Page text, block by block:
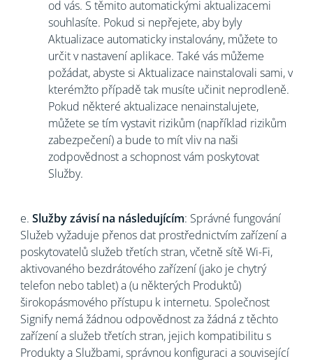
od vás. S těmito automatickými aktualizacemi
souhlasíte. Pokud si nepřejete, aby byly
Aktualizace automaticky instalovány, můžete to
určit v nastavení aplikace. Také vás můžeme
požádat, abyste si Aktualizace nainstalovali sami, v
kterémžto případě tak musíte učinit neprodleně.
Pokud některé aktualizace nenainstalujete,
můžete se tím vystavit rizikům (například rizikům
zabezpečení) a bude to mít vliv na naši
zodpovědnost a schopnost vám poskytovat
Služby.
e. Služby závisí na následujícím: Správné fungování
Služeb vyžaduje přenos dat prostřednictvím zařízení a
poskytovatelů služeb třetích stran, včetně sítě Wi-Fi,
aktivovaného bezdrátového zařízení (jako je chytrý
telefon nebo tablet) a (u některých Produktů)
širokopásmového přístupu k internetu. Společnost
Signify nemá žádnou odpovědnost za žádná z těchto
zařízení a služeb třetích stran, jejich kompatibilitu s
Produkty a Službami, správnou konfiguraci a související